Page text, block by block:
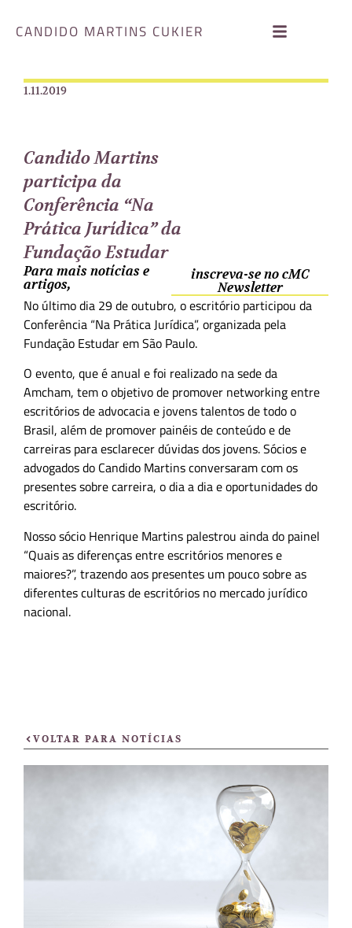
CANDIDO MARTINS CUKIER
1.11.2019
Candido Martins
participa da
Conferência “Na
Prática Jurídica” da
Fundação Estudar
Para mais notícias e
artigos,
inscreva-se no cMC
Newsletter
No último dia 29 de outubro, o escritório participou da
Conferência “Na Prática Jurídica”, organizada pela
Fundação Estudar em São Paulo.
O evento, que é anual e foi realizado na sede da
Amcham, tem o objetivo de promover networking entre
escritórios de advocacia e jovens talentos de todo o
Brasil, além de promover painéis de conteúdo e de
carreiras para esclarecer dúvidas dos jovens. Sócios e
advogados do Candido Martins conversaram com os
presentes sobre carreira, o dia a dia e oportunidades do
escritório.
Nosso sócio Henrique Martins palestrou ainda do painel
“Quais as diferenças entre escritórios menores e
maiores?”, trazendo aos presentes um pouco sobre as
diferentes culturas de escritórios no mercado jurídico
nacional.
VOLTAR PARA NOTÍCIAS